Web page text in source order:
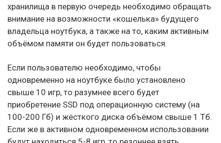
хранилища в первую очередь необходимо обращать
внимание на возможности «кошелька» будущего
владельца ноутбука, а также на то, каким активным
объёмом памяти он будет пользоваться.
Если пользователю необходимо, чтобы
одновременно на ноутбуке было установлено
свыше 10 игр, то разумнее всего будет
приобретение SSD под операционную систему (на
100-200 Гб) и жёсткого диска объёмом свыше 1 Тб.
Если же в активном одновременном использовании